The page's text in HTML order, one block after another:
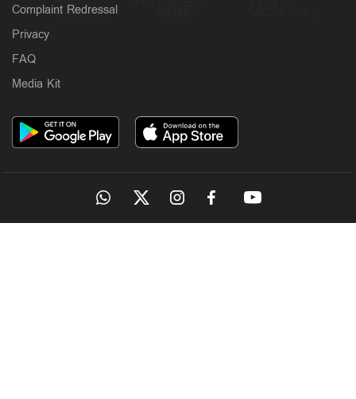
Complaint Redressal
Privacy
FAQ
Media Kit